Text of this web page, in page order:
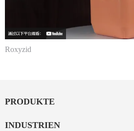
Roxyzid
PRODUKTE
INDUSTRIEN